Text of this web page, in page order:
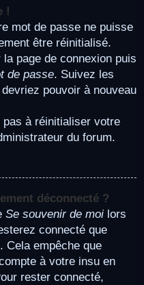
!
mot de passe ne puisse
être réinitialisé.
page de connexion puis
de passe. Suivez les
pouvoir à nouveau
à réinitialiser votre
du forum.
déconnecté ?
Se souvenir de moi lors
connecté que
Cela empêche que
à votre insu en
rester connecté,